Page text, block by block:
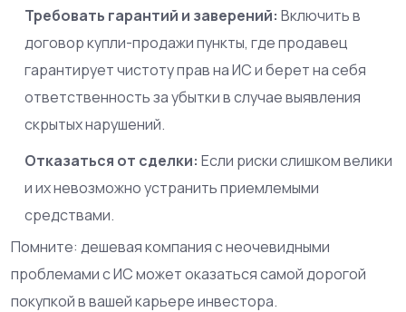
Требовать гарантий и заверений: Включить в
договор купли-продажи пункты, где продавец
гарантирует чистоту прав на ИС и берет на себя
ответственность за убытки в случае выявления
скрытых нарушений.
Отказаться от сделки: Если риски слишком велики
и их невозможно устранить приемлемыми
средствами.
Помните: дешевая компания с неочевидными
проблемами с ИС может оказаться самой дорогой
покупкой в вашей карьере инвестора.